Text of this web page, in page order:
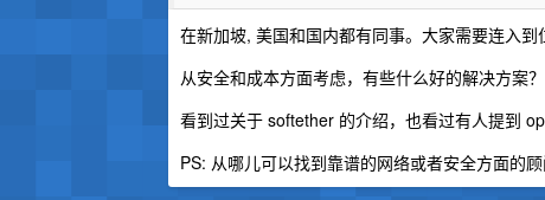
在新加坡, 美国和国内都有同事。大家需要连入
从安全和成本方面考虑，有些什么好的解决方案？
看到过关于 softether 的介绍，也看过有人提到
PS: 从哪儿可以找到靠谱的网络或者安全方面的